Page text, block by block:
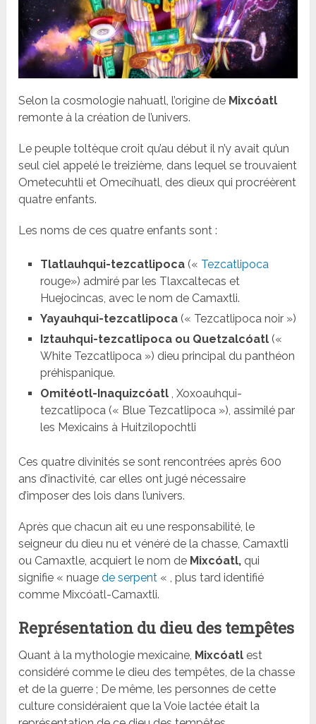
Selon la cosmologie nahuatl, l’origine de Mixcóatl
remonte à la création de l’univers.
Le peuple toltèque croit qu’au début il n’y avait qu’un
seul ciel appelé le treizième, dans lequel se trouvaient
Ometecuhtli et Omecíhuatl, des dieux qui procréèrent
quatre enfants.
Les noms de ces quatre enfants sont :
Tlatlauhqui-tezcatlipoca(« Tezcatlipoca
rouge») admiré par les Tlaxcaltecas et
Huejocincas, avec le nom de Camaxtli.
Yayauhqui-tezcatlipoca(« Tezcatlipoca noir »)
Iztauhqui-tezcatlipoca ou Quetzalcóatl(«
White Tezcatlipoca ») dieu principal du panthéon
préhispanique.
Omitéotl-Inaquizcóatl, Xoxoauhqui-
tezcatlipoca (« Blue Tezcatlipoca »), assimilé par
les Mexicains à Huitzilopochtli
Ces quatre divinités se sont rencontrées après 600
ans d’inactivité, car elles ont jugé nécessaire
d’imposer des lois dans l’univers.
Après que chacun ait eu une responsabilité, le
seigneur du dieu nu et vénéré de la chasse, Camaxtli
ou Camaxtle, acquiert le nom de Mixcóatl, qui
signifie « nuagede serpent « , plus tard identifié
comme Mixcóatl-Camaxtli.
Représentation du dieu des tempêtes
Quant à la mythologie mexicaine, Mixcóatl est
considéré comme le dieu des tempêtes, de la chasse
et de la guerre ; De même, les personnes de cette
culture considéraient que la Voie lactée était la